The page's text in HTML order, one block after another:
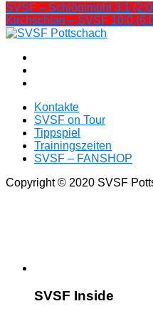
SVSF – Schlöglmühl 3:1
Kirchschlag – SVSF 10:0
Kontakte
SVSF on Tour
Tippspiel
Trainingszeiten
SVSF – FANSHOP
Copyright © 2020 SVSF
SVSF Inside